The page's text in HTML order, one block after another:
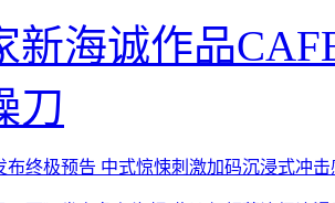
新海诚作品
刀
布终极预告 中式惊悚刺激加码沉浸式冲击